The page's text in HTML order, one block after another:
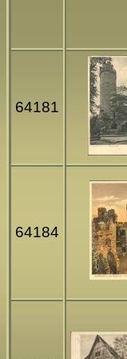
64181
64184